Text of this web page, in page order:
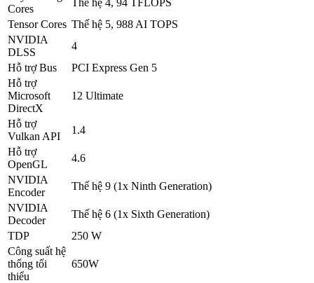
Cores
Tensor Cores Thế hệ 5, 988 AI TOPS
NVIDIA
DLSS
4
Hỗ trợ Bus
PCI Express Gen 5
Hỗ trợ
Microsoft
DirectX
12 Ultimate
Hỗ trợ
Vulkan API
1.4
Hỗ trợ
OpenGL
4.6
NVIDIA
Encoder
Thế hệ 9 (1x Ninth Generation)
NVIDIA
Decoder
Thế hệ 6 (1x Sixth Generation)
TDP
250 W
Công suất hệ
thống tối
thiểu
650W